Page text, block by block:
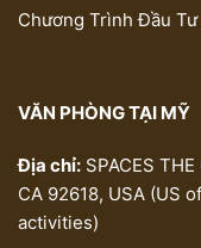
Chương Trình Đầu
VĂN PHÒNG TẠI MỸ
Địa chỉ: SPACES
CA 92618, USA (US
activities)